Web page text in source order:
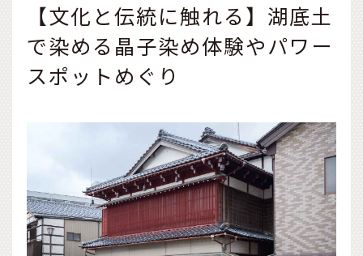
【文化と伝統に触れる】湖底土
で染める晶子染め体験やパワー
スポットめぐり